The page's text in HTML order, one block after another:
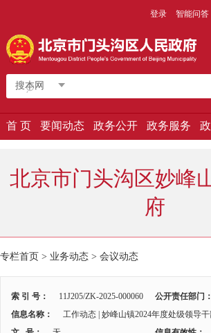
登录 智能问答
搜本网
首 页 要闻动态 政务公开 政务服务
北京市门头沟区妙峰
府
专栏首页 > 业务动态 > 会议动态
索 引 号： 11J205/ZK-2025-000060 公开责任部门：
信息名称：
工作动态 | 妙峰山镇2024年度处级领导